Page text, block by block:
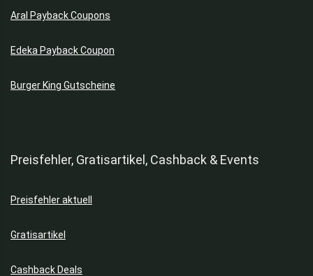
Aral Payback Coupons
Edeka Payback Coupon
Burger King Gutscheine
Preisfehler, Gratisartikel, Cashback & Events
Preisfehler aktuell
Gratisartikel
Cashback Deals